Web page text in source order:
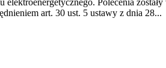
Polecenia
art. 30 ust. 5 ustawy z dnia 28...